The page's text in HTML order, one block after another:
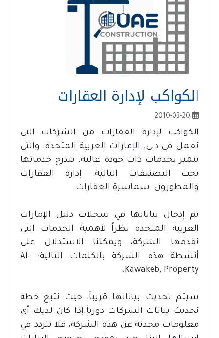
الكواكب لإدارة العقارات
الكواكب لإدارة العقارات من الشركات التي
تعمل في دبي, الإمارات العربية المتحدة، والتي
تتميز بخدمات ذات جودة عالية. تندرج خدماتها
تحت التصنيفات التالية: إدارة العقارات
والمطورون, سماسرة العقارات.
تم إدخال بياناتها في سجلات دليل الإمارات
العربية المتحدة نظراً لأهمية الخدمات التي
تقدمها الشركة، ويمكننا الاستدلال على
أنشطة هذه الشركة بالكلمات التالية: Al-
Kawakeb, Property.
سيتم تحديث بياناتها قريباً، حيث نتبع خطة
تحديث بيانات الشركات دورياً.إذا كان لديك أي
معلومات محدثة عن هذه الشركة، فلا تتردد في